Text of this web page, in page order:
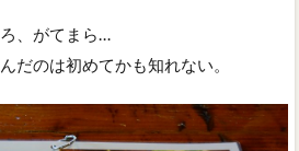
、がてまら…
だのは初めてかも知れない。